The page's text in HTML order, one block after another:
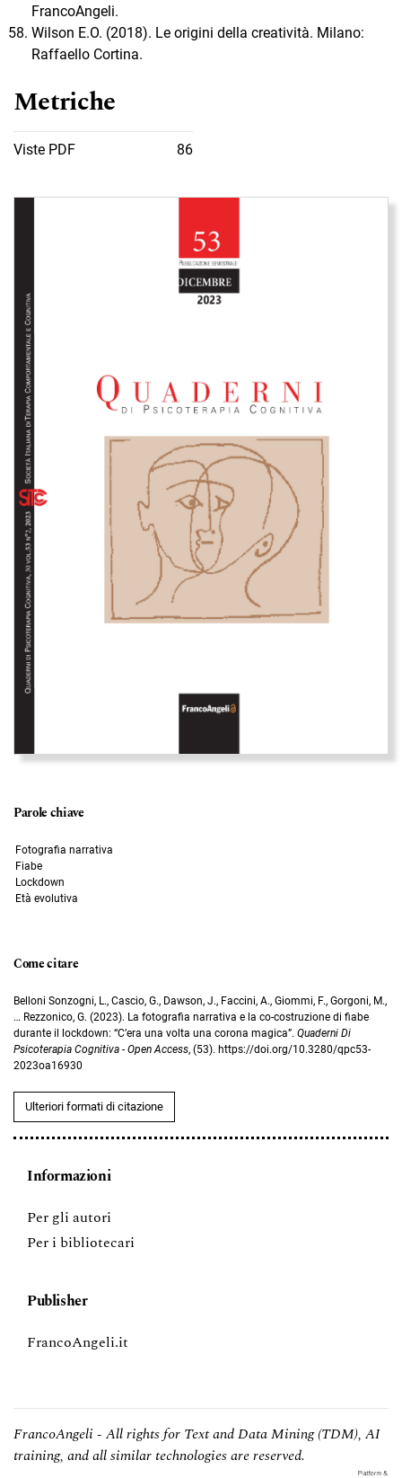
FrancoAngeli.
Wilson E.O. (2018). Le origini della creatività. Milano:
Raffaello Cortina.
Metriche
Viste PDF 86
Immagine di copertina
Parole chiave
Fotografia narrativa
Fiabe
Lockdown
Età evolutiva
Come citare
Belloni Sonzogni, L., Cascio, G., Dawson, J., Faccini, A., Giommi, F., Gorgoni, M.,
… Rezzonico, G. (2023). La fotografia narrativa e la co-costruzione di fiabe
durante il lockdown: “C’era una volta una corona magica”. Quaderni Di
Psicoterapia Cognitiva - Open Access, (53). https://doi.org/10.3280/qpc53-
2023oa16930
Ulteriori formati di citazione
Informazioni
Per gli autori
Per i bibliotecari
Publisher
FrancoAngeli.it
FrancoAngeli - All rights for Text and Data Mining (TDM), AI
training, and all similar technologies are reserved.